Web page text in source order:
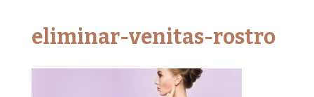
eliminar-venitas-rostro